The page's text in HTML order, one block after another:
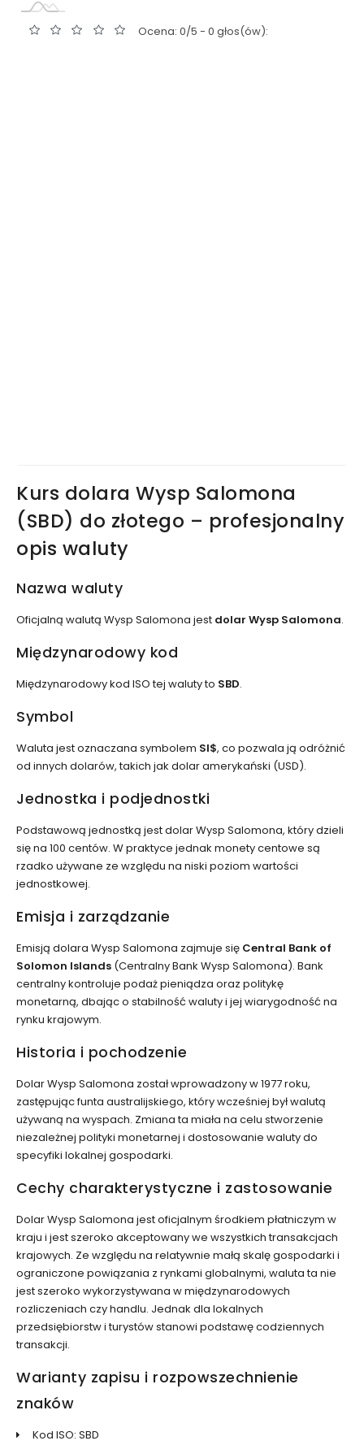
Ocena: 0/5 - 0 głos(ów):
Kurs dolara Wysp Salomona
(SBD) do złotego – profesjonalny
opis waluty
Nazwa waluty
Oficjalną walutą Wysp Salomona jest dolar Wysp Salomona.
Międzynarodowy kod
Międzynarodowy kod ISO tej waluty to SBD.
Symbol
Waluta jest oznaczana symbolem SI$, co pozwala ją odróżnić
od innych dolarów, takich jak dolar amerykański (USD).
Jednostka i podjednostki
Podstawową jednostką jest dolar Wysp Salomona, który dzieli
się na 100 centów. W praktyce jednak monety centowe są
rzadko używane ze względu na niski poziom wartości
jednostkowej.
Emisja i zarządzanie
Emisją dolara Wysp Salomona zajmuje się Central Bank of
Solomon Islands (Centralny Bank Wysp Salomona). Bank
centralny kontroluje podaż pieniądza oraz politykę
monetarną, dbając o stabilność waluty i jej wiarygodność na
rynku krajowym.
Historia i pochodzenie
Dolar Wysp Salomona został wprowadzony w 1977 roku,
zastępując funta australijskiego, który wcześniej był walutą
używaną na wyspach. Zmiana ta miała na celu stworzenie
niezależnej polityki monetarnej i dostosowanie waluty do
specyfiki lokalnej gospodarki.
Cechy charakterystyczne i zastosowanie
Dolar Wysp Salomona jest oficjalnym środkiem płatniczym w
kraju i jest szeroko akceptowany we wszystkich transakcjach
krajowych. Ze względu na relatywnie małą skalę gospodarki i
ograniczone powiązania z rynkami globalnymi, waluta ta nie
jest szeroko wykorzystywana w międzynarodowych
rozliczeniach czy handlu. Jednak dla lokalnych
przedsiębiorstw i turystów stanowi podstawę codziennych
transakcji.
Warianty zapisu i rozpowszechnienie
znaków
Kod ISO: SBD